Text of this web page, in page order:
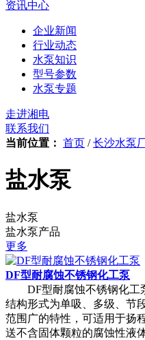
资讯中心
企业新闻
行业动态
水泵知识
型号参数
水泵专题
走进湘电
联系我们
当前位置： 首页 / 长沙水泵
盐水泵
盐水泵
盐水泵产品
更多
DF型耐腐蚀不锈钢化工泵
DF型耐腐蚀不锈钢化工
结构形式为单吸、多级、节
范围广的特性，可适用于扬
送不含固体颗粒的腐蚀性液